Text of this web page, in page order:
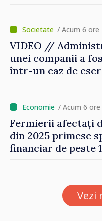
suntem rezistenți și
ne punctăm
pentru viitor”
/ Acum 6 ore
VIDEO //
unei companii a
într-un caz de
domeniul agricol
/ Acum 6 ore
Fermierii afectați
din 2025 primesc
financiar de peste
Vezi